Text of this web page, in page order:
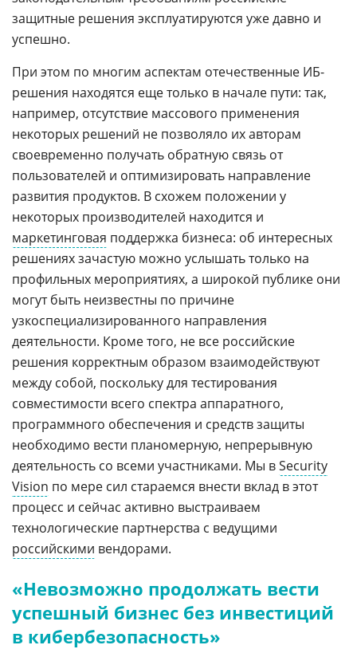
защитные решения эксплуатируются уже давно и
успешно.
При этом по многим аспектам отечественные ИБ-
решения находятся еще только в начале пути: так,
например, отсутствие массового применения
некоторых решений не позволяло их авторам
своевременно получать обратную связь от
пользователей и оптимизировать направление
развития продуктов. В схожем положении у
некоторых производителей находится и
маркетинговая поддержка бизнеса: об интересных
решениях зачастую можно услышать только на
профильных мероприятиях, а широкой публике они
могут быть неизвестны по причине
узкоспециализированного направления
деятельности. Кроме того, не все российские
решения корректным образом взаимодействуют
между собой, поскольку для тестирования
совместимости всего спектра аппаратного,
программного обеспечения и средств защиты
необходимо вести планомерную, непрерывную
деятельность со всеми участниками. Мы вSecurity
Vision по мере сил стараемся внести вклад в этот
процесс и сейчас активно выстраиваем
технологические партнерства с ведущими
российскими вендорами.
«Невозможно продолжать вести
успешный бизнес без инвестиций
в кибербезопасность»